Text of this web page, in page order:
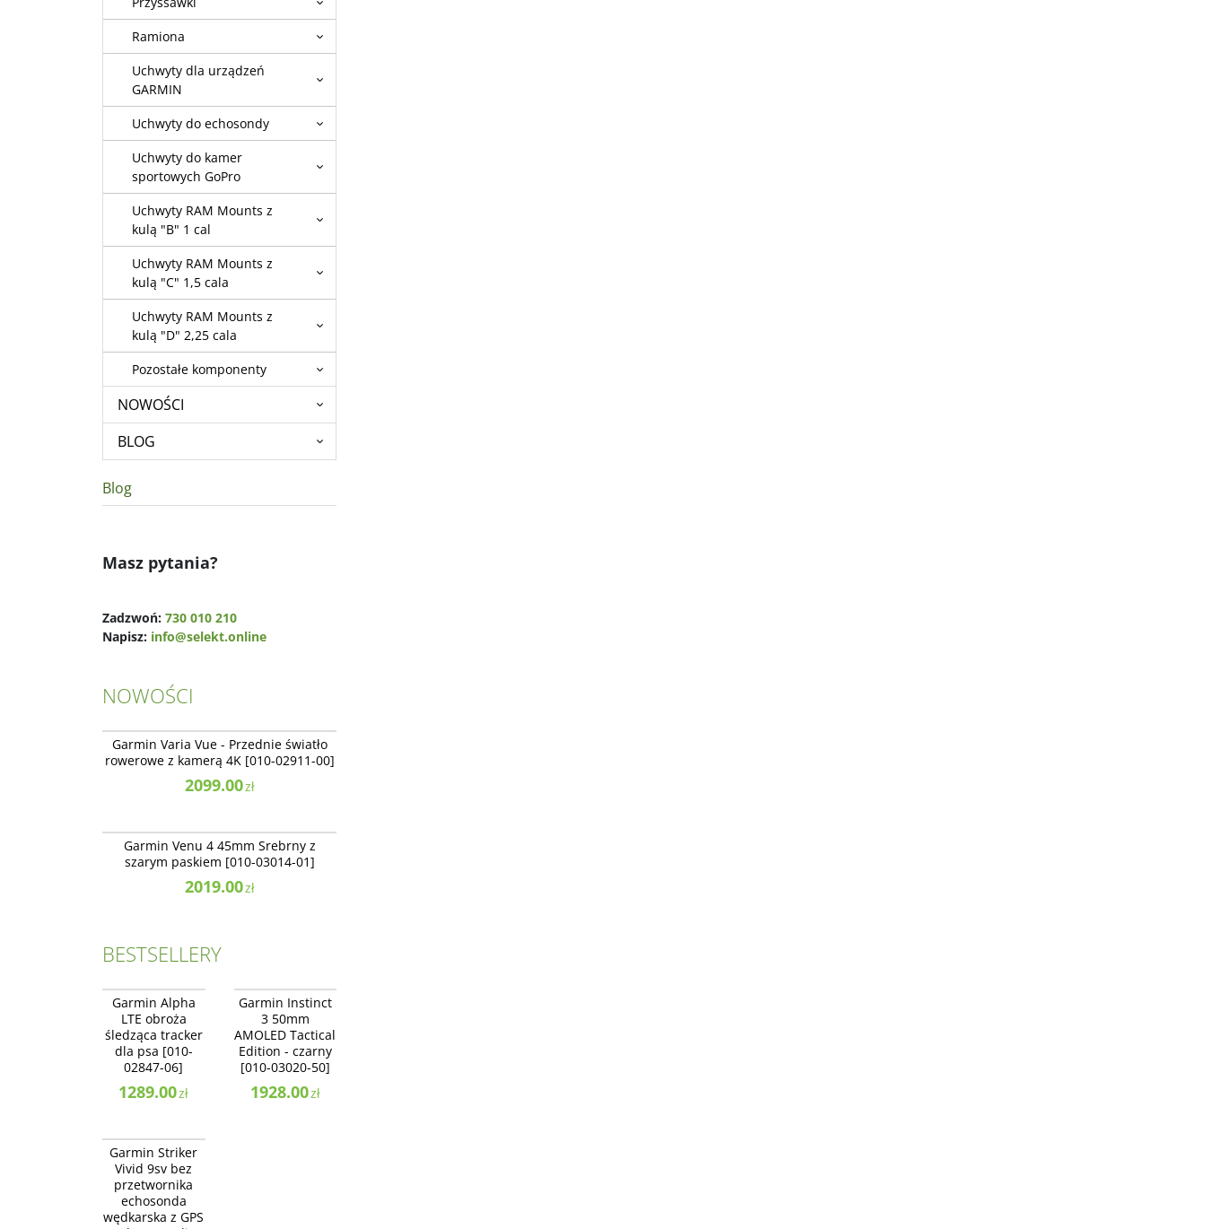
Ramiona
Uchwyty dla urządzeń
GARMIN
Uchwyty do echosondy
Uchwyty do kamer
sportowych GoPro
Uchwyty RAM Mounts z
kulą "B" 1 cal
Uchwyty RAM Mounts z
kulą "C" 1,5 cala
Uchwyty RAM Mounts z
kulą "D" 2,25 cala
Pozostałe komponenty
NOWOŚCI
BLOG
Blog
Masz pytania?
Zadzwoń: 730 010 210
Napisz: info@selekt.online
NOWOŚCI
NOWOŚĆ NAJLEPSZE
Garmin Varia Vue - Przednie światło
rowerowe z kamerą 4K [010-02911-00]
2099.00zł
NOWOŚĆ
Garmin Venu 4 45mm Srebrny z
szarym paskiem [010-03014-01]
2019.00zł
BESTSELLERY
NOWOŚĆ
BESTSELLER
Garmin Alpha
LTE obroża
śledząca tracker
dla psa [010-
02847-06]
1289.00zł
NOWOŚĆ
BESTSELLER
NAJLEPSZE
Garmin Instinct
3 50mm
AMOLED Tactical
Edition - czarny
[010-03020-50]
1928.00zł
BESTSELLER
Garmin Striker
Vivid 9sv bez
przetwornika
echosonda
wędkarska z GPS